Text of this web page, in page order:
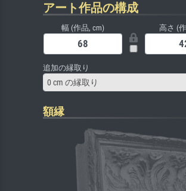
アート作品の構成
幅 (作品, cm) 高さ (
追加の縁取り
0 cm の縁取り
額縁